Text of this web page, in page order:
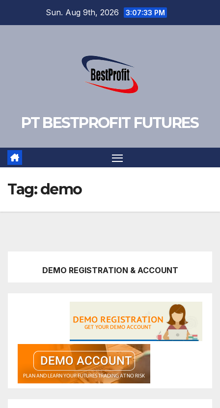
Sun. Aug 9th, 2026 3:07:34 PM
PT BESTPROFIT FUTURES
Tag:demo
DEMO REGISTRATION & ACCOUNT